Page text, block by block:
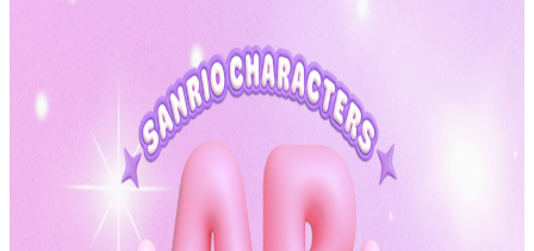
株式会社SCREENグラフィックソリューションズ
ヒラギノフォント
PH PARIS JAPON 株式会社
PIERRE HERMÉ PARIS | NOËL 2025